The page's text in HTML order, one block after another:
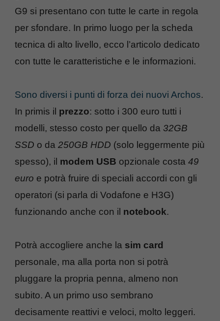
G9 si presentano con tutte le carte in regola
per sfondare. In primo luogo per la scheda
tecnica di alto livello, ecco l’articolo dedicato
con tutte le caratteristiche e le informazioni.
Sono diversi i punti di forza dei nuovi Archos.
In primis il prezzo: sotto i 300 euro tutti i
modelli, stesso costo per quello da 32GB
SSD o da 250GB HDD (solo leggermente più
spesso), il modem USB opzionale costa 49
euro e potrà fruire di speciali accordi con gli
operatori (si parla di Vodafone e H3G)
funzionando anche con il notebook.
Potrà accogliere anche la sim card
personale, ma alla porta non si potrà
pluggare la propria penna, almeno non
subito. A un primo uso sembrano
decisamente reattivi e veloci, molto leggeri.